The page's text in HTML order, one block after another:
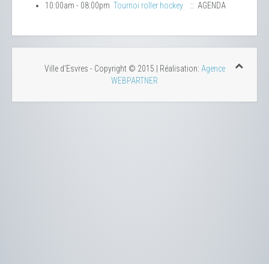
10:00am - 08:00pm Tournoi roller hockey :: AGENDA
Ville d'Esvres - Copyright © 2015 | Réalisation: Agence
WEBPARTNER